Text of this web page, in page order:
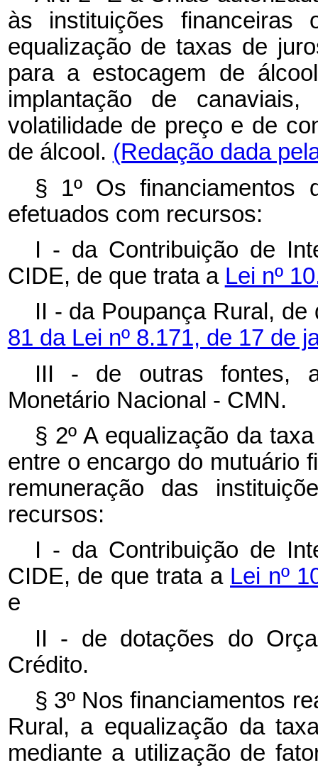
às instituições
equalização de taxas de
para a estocagem de
implantação de
volatilidade de preço e de
de álcool. (Redação dada
§ 1º Os
efetuados com recursos:
I - da Contribuição de
CIDE, de que trata a Lei nº
II - da Poupança Rural,
81 da Lei nº 8.171, de 17 de
III - de outras fontes,
Monetário Nacional - CMN.
§ 2º A equalização da
entre o encargo do mutuário
remuneração das
recursos:
I - da Contribuição de
CIDE, de que trata a Lei nº
e
II - de dotações do
Crédito.
§ 3º Nos financiamentos
Rural, a equalização da
mediante a utilização de